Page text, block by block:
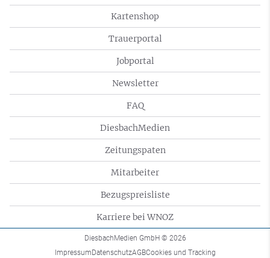
Kartenshop
Trauerportal
Jobportal
Newsletter
FAQ
DiesbachMedien
Zeitungspaten
Mitarbeiter
Bezugspreisliste
Karriere bei WNOZ
DiesbachMedien GmbH © 2026
ImpressumDatenschutzAGBCookies und Tracking